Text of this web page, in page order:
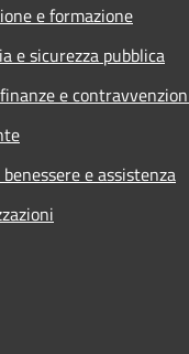
e formazione
e sicurezza pubblica
e
e assistenza